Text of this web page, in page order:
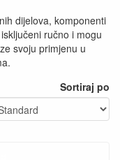
dijelova, komponenti
ručno i mogu
svoju primjenu u
Sortiraj po